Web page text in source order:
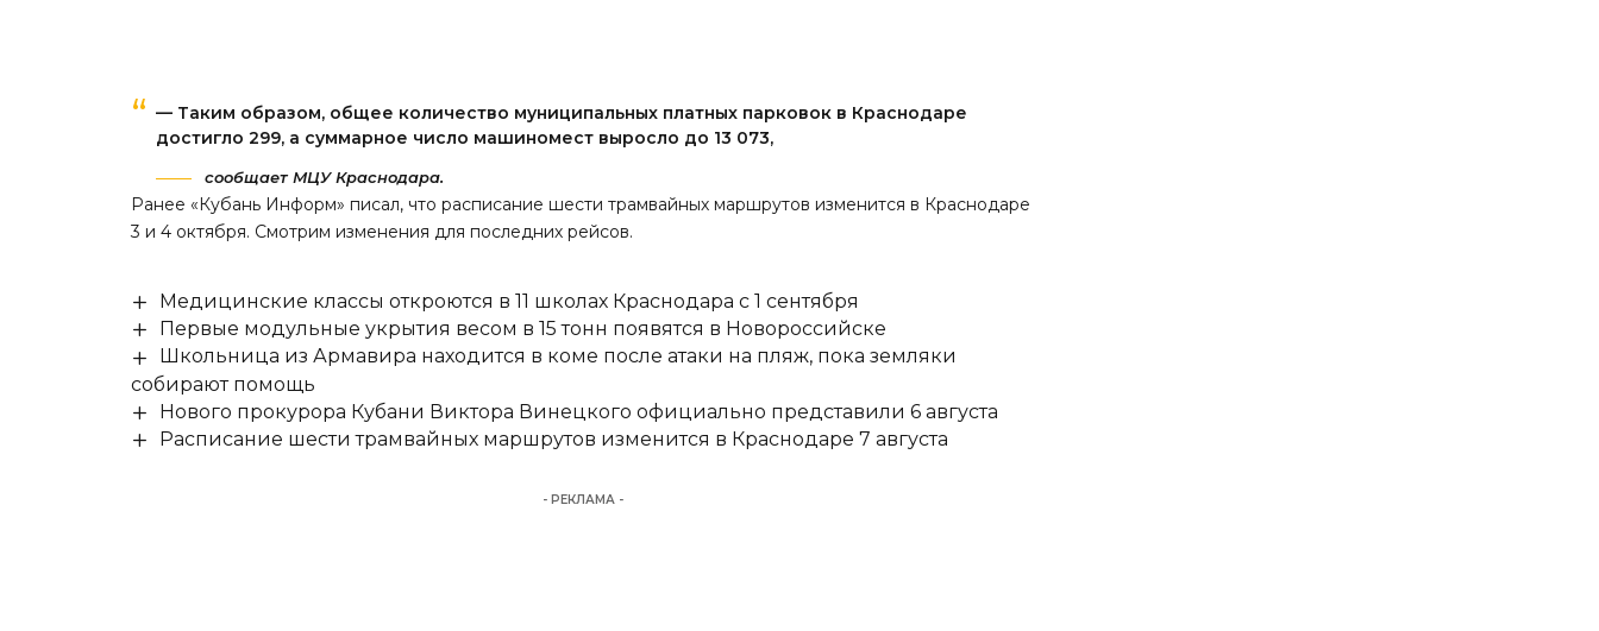
— Таким образом, общее количество муниципальных платных парковок в Краснодаре
достигло 299, а суммарное число машиномест выросло до 13 073,
сообщает МЦУ Краснодара.
Ранее «Кубань Информ» писал, что расписание шести трамвайных маршрутов изменится в Краснодаре
3 и 4 октября. Смотрим изменения для последних рейсов.
Медицинские классы откроются в 11 школах Краснодара с 1 сентября
Первые модульные укрытия весом в 15 тонн появятся в Новороссийске
Школьница из Армавира находится в коме после атаки на пляж, пока земляки
собирают помощь
Нового прокурора Кубани Виктора Винецкого официально представили 6 августа
Расписание шести трамвайных маршрутов изменится в Краснодаре 7 августа
- РЕКЛАМА -